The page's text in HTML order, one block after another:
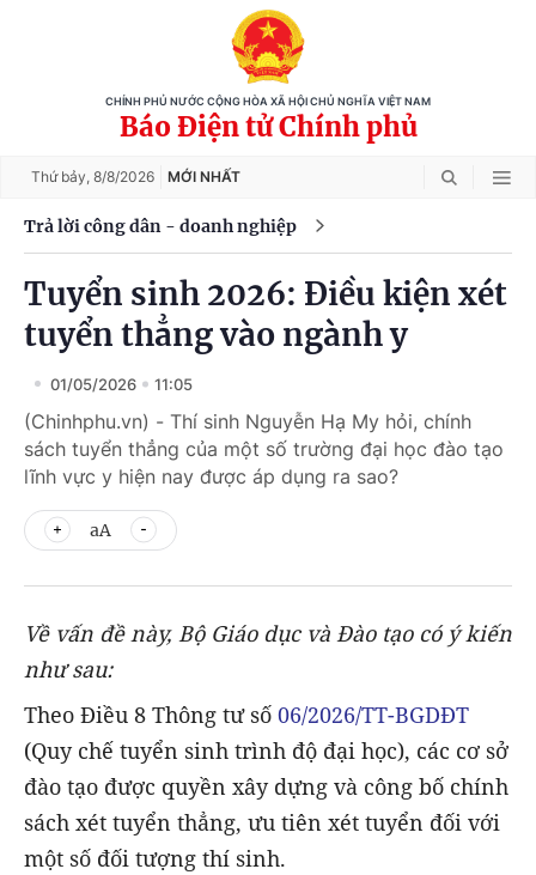
CHÍNH PHỦ NƯỚC CỘNG HÒA XÃ HỘI CHỦ NGHĨA VIỆT NAM
Báo Điện tử Chính phủ
Thứ bảy, 8/8/2026 MỚI NHẤT
Trả lời công dân - doanh nghiệp
Tuyển sinh 2026: Điều kiện xét
tuyển thẳng vào ngành y
01/05/2026 11:05
(Chinhphu.vn) - Thí sinh Nguyễn Hạ My hỏi, chính
sách tuyển thẳng của một số trường đại học đào tạo
lĩnh vực y hiện nay được áp dụng ra sao?
aA
Về vấn đề này, Bộ Giáo dục và Đào tạo có ý kiến
như sau:
Theo Điều 8 Thông tư số 06/2026/TT-BGDĐT
(Quy chế tuyển sinh trình độ đại học), các cơ sở
đào tạo được quyền xây dựng và công bố chính
sách xét tuyển thẳng, ưu tiên xét tuyển đối với
một số đối tượng thí sinh.